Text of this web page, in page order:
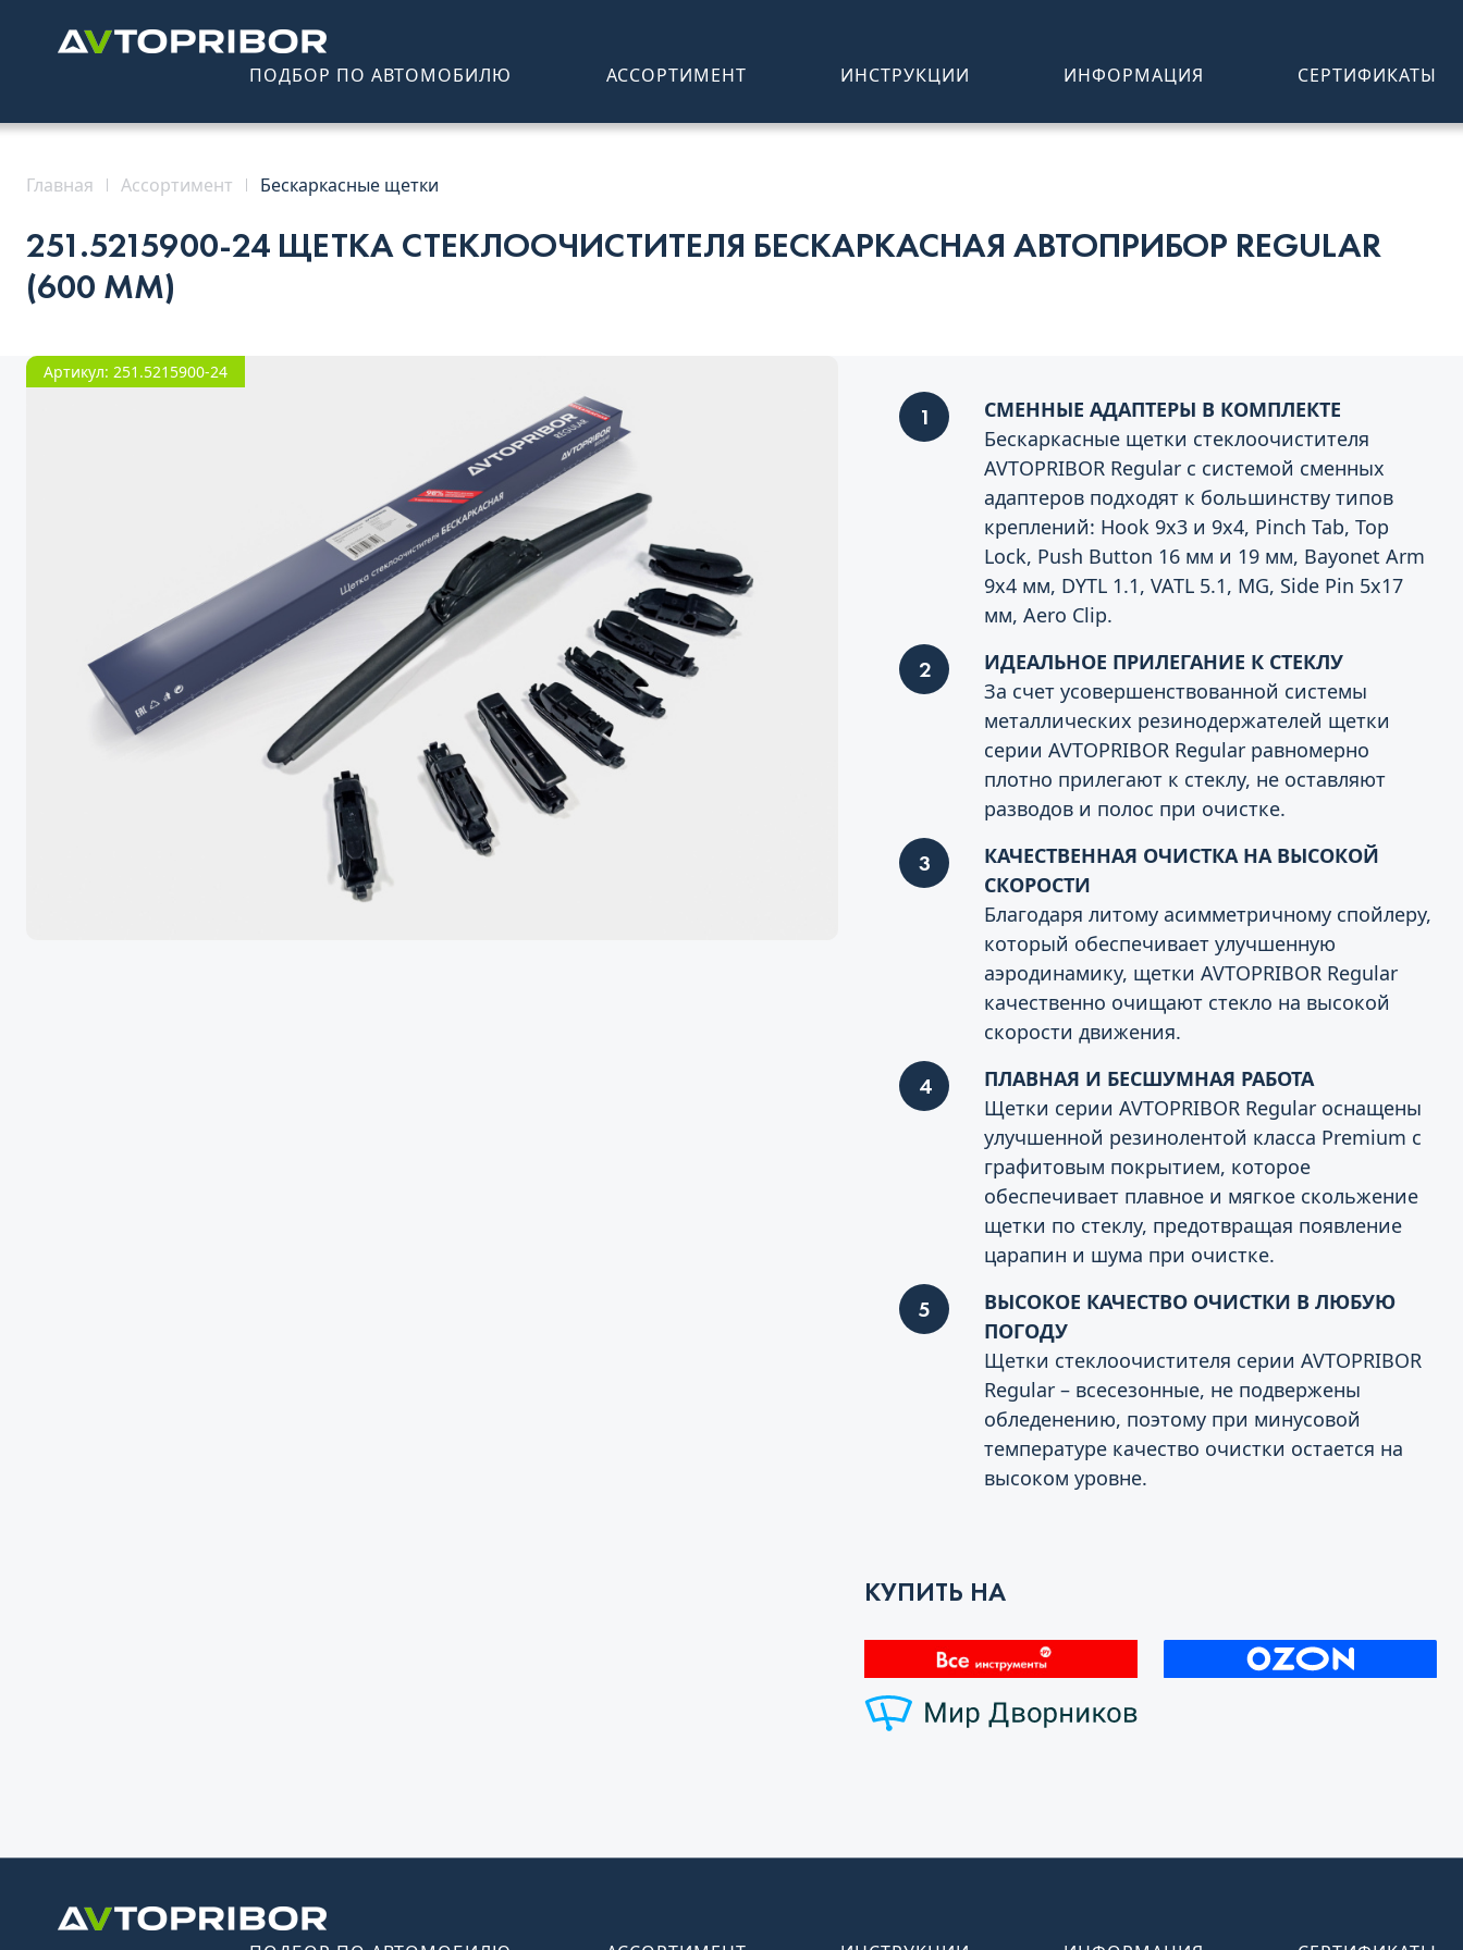
ПОДБОР ПО АВТОМОБИЛЮ АССОРТИМЕНТ ИНСТРУКЦИИ ИНФОРМАЦИЯ СЕРТИФИКАТЫ
Главная Ассортимент Бескаркасные щетки
251.5215900-24 ЩЕТКА СТЕКЛООЧИСТИТЕЛЯ БЕСКАРКАСНАЯ АВТОПРИБОР REGULAR
(600 ММ)
Артикул: 251.5215900-24
СМЕННЫЕ АДАПТЕРЫ В КОМПЛЕКТЕ
Бескаркасные щетки стеклоочистителя
AVTOPRIBOR Regular с системой сменных
адаптеров подходят к большинству типов
креплений: Hook 9х3 и 9х4, Pinch Tab, Top
Lock, Push Button 16 мм и 19 мм, Bayonet Arm
9х4 мм, DYTL 1.1, VATL 5.1, MG, Side Pin 5x17
мм, Aero Clip.
ИДЕАЛЬНОЕ ПРИЛЕГАНИЕ К СТЕКЛУ
За счет усовершенствованной системы
металлических резинодержателей щетки
серии AVTOPRIBOR Regular равномерно
плотно прилегают к стеклу, не оставляют
разводов и полос при очистке.
КАЧЕСТВЕННАЯ ОЧИСТКА НА ВЫСОКОЙ
СКОРОСТИ
Благодаря литому асимметричному спойлеру,
который обеспечивает улучшенную
аэродинамику, щетки AVTOPRIBOR Regular
качественно очищают стекло на высокой
скорости движения.
ПЛАВНАЯ И БЕСШУМНАЯ РАБОТА
Щетки серии AVTOPRIBOR Regular оснащены
улучшенной резинолентой класса Premium с
графитовым покрытием, которое
обеспечивает плавное и мягкое скольжение
щетки по стеклу, предотвращая появление
царапин и шума при очистке.
ВЫСОКОЕ КАЧЕСТВО ОЧИСТКИ В ЛЮБУЮ
ПОГОДУ
Щетки стеклоочистителя серии AVTOPRIBOR
Regular – всесезонные, не подвержены
обледенению, поэтому при минусовой
температуре качество очистки остается на
высоком уровне.
КУПИТЬ НА